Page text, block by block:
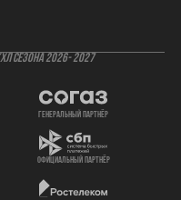
СЕЗОНА 2026- 2027
генеральный партнёр
официальный партнёр